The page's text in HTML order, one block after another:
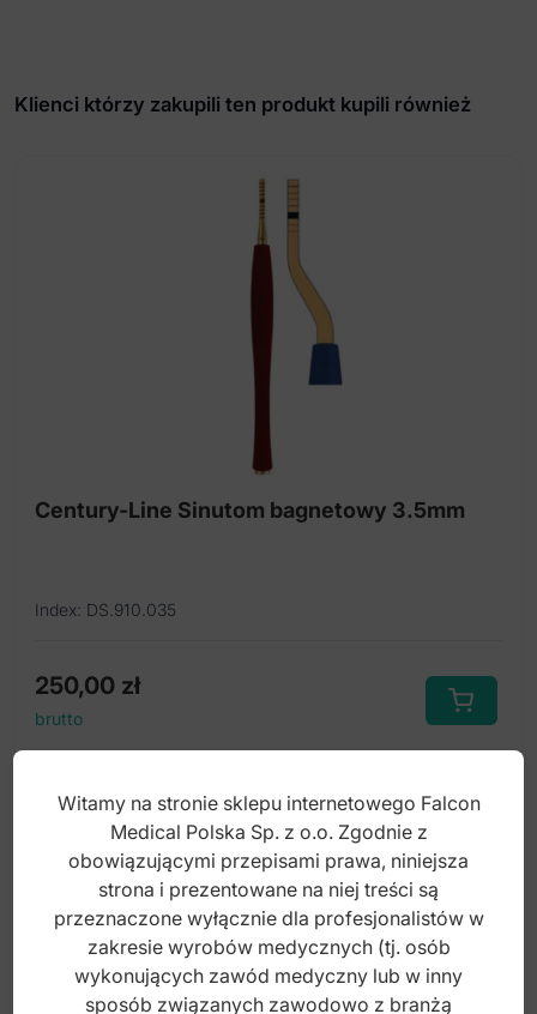
Klienci którzy zakupili ten produkt kupili również
Century-Line Sinutom bagnetowy 3.5mm
Index: DS.910.035
250,00 zł
brutto
Witamy na stronie sklepu internetowego Falcon
Medical Polska Sp. z o.o. Zgodnie z
obowiązującymi przepisami prawa, niniejsza
strona i prezentowane na niej treści są
przeznaczone wyłącznie dla profesjonalistów w
zakresie wyrobów medycznych (tj. osób
wykonujących zawód medyczny lub w inny
sposób związanych zawodowo z branżą